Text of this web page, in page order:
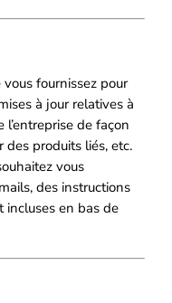
vous fournissez pour
à jour relatives à
de façon
des produits liés, etc.
vous
des instructions
en bas de